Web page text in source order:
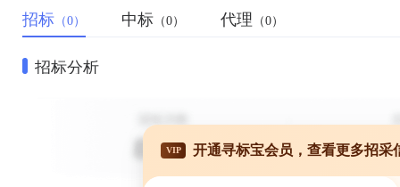
招标 （0） 中标 （0） 代理 （0）
招标分析
VIP 开通寻标宝会员，查看更多招采